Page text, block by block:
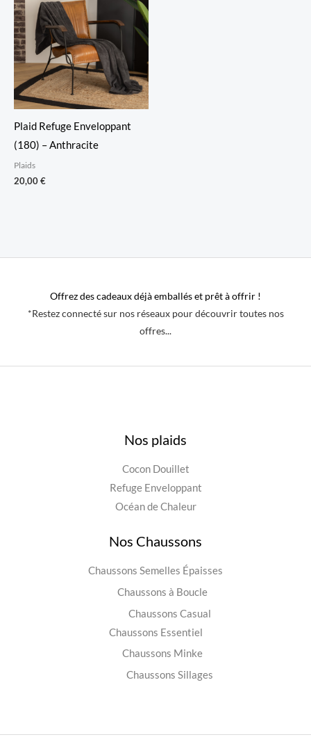
Plaid Refuge Enveloppant
(180) – Anthracite
Plaids
20,00€
Offrez des cadeaux déjà emballés et prêt à offrir !
*Restez connecté sur nos réseaux pour découvrir toutes nos
offres...
Nos plaids
Cocon Douillet
Refuge Enveloppant
Océan de Chaleur
Nos Chaussons
Chaussons Semelles Épaisses
Chaussons à Boucle
Chaussons Casual
Chaussons Essentiel
Chaussons Minke
Chaussons Sillages